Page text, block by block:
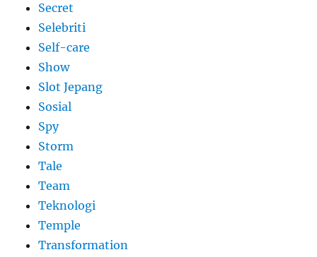
Secret
Selebriti
Self-care
Show
Slot Jepang
Sosial
Spy
Storm
Tale
Team
Teknologi
Temple
Transformation